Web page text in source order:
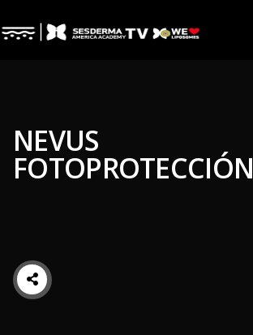
NEVUS
FOTOPROTECCIÓN